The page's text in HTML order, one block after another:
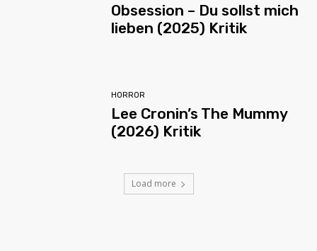
Obsession – Du sollst mich
lieben (2025) Kritik
HORROR
Lee Cronin’s The Mummy
(2026) Kritik
Load more